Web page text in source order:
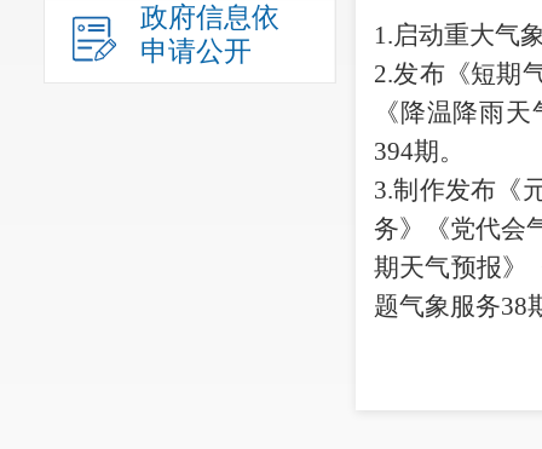
政府信息依
申请公开
1.启动重大气
2.发布《短期
《降温降雨
394期。
3.制作发布《
务》《党代会
期天气预报》
题气象服务38